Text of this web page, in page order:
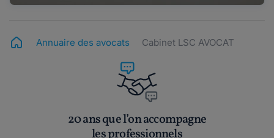
Annuaire des avocats Cabinet LSC AVOCAT
20 ans que l’on accompagne